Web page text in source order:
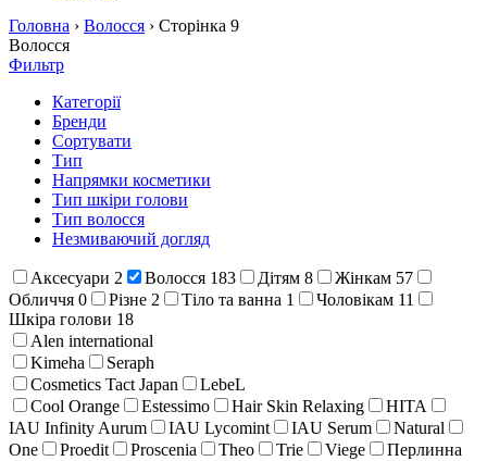
Головна › Волосся › Сторінка 9
Волосся
Фильтр
Категорії
Бренди
Сортувати
Тип
Напрямки косметики
Тип шкіри голови
Тип волосся
Незмиваючий догляд
Аксесуари 2 Волосся 183 Дітям 8 Жінкам 57
Обличчя 0 Різне 2 Тіло та ванна 1 Чоловікам 11
Шкіра голови 18
Alen international
Kimeha
Seraph
Cosmetics Tact Japan
LebeL
Cool Orange
Estessimo Hair Skin Relaxing
HITA
IAU Infinity Aurum
IAU Lycomint IAU Serum
Natural
One
Proedit Proscenia Theo Trie Viege
Перлинна